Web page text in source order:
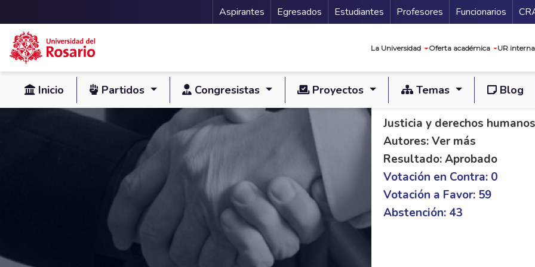
Pasar al contenido principal
Menu Secundario
Aspirantes Egresados Estudiantes Profesores Funcionarios
La Universidad Oferta académica UR
Inicio Partidos Congresistas Proyectos Temas Blog
PL S 115/14 C 232/
Justicia y derechos humanos
Autores: Ver más
Resultado: Aprobado
Votación en Contra: 0
Votación a Favor: 59
Abstención: 43